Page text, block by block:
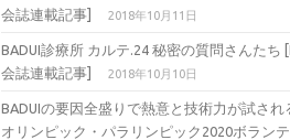
会誌連載記事]
2018年10月11日
BADUI診療所 カルテ.24 秘密の質問さんたち
会誌連載記事]
2018年10月10日
BADUIの要因全盛りで熱意と技術力が試され
オリンピック・パラリンピック2020ボラン